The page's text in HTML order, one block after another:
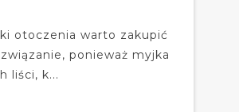
otoczenia warto zakupić
ponieważ myjka
liści, k...